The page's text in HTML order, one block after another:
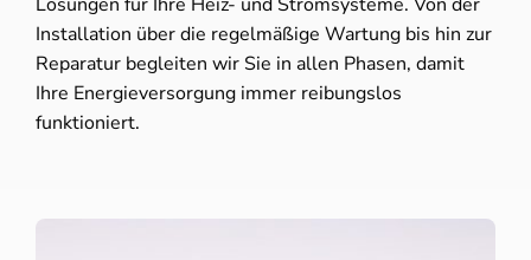
Installation über die regelmäßige Wartung bis hin zur
Reparatur begleiten wir Sie in allen Phasen, damit
Ihre Energieversorgung immer reibungslos
funktioniert.